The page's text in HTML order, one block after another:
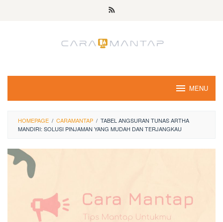
MENU
HOMEPAGE / CARAMANTAP / TABEL ANGSURAN TUNAS ARTHA
MANDIRI: SOLUSI PINJAMAN YANG MUDAH DAN TERJANGKAU